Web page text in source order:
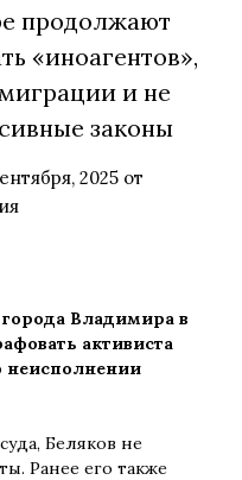
продолжают
«иноагентов»,
и не
законы
2025от
Владимира в
активиста
неисполнении
Беляков не
Ранее его также